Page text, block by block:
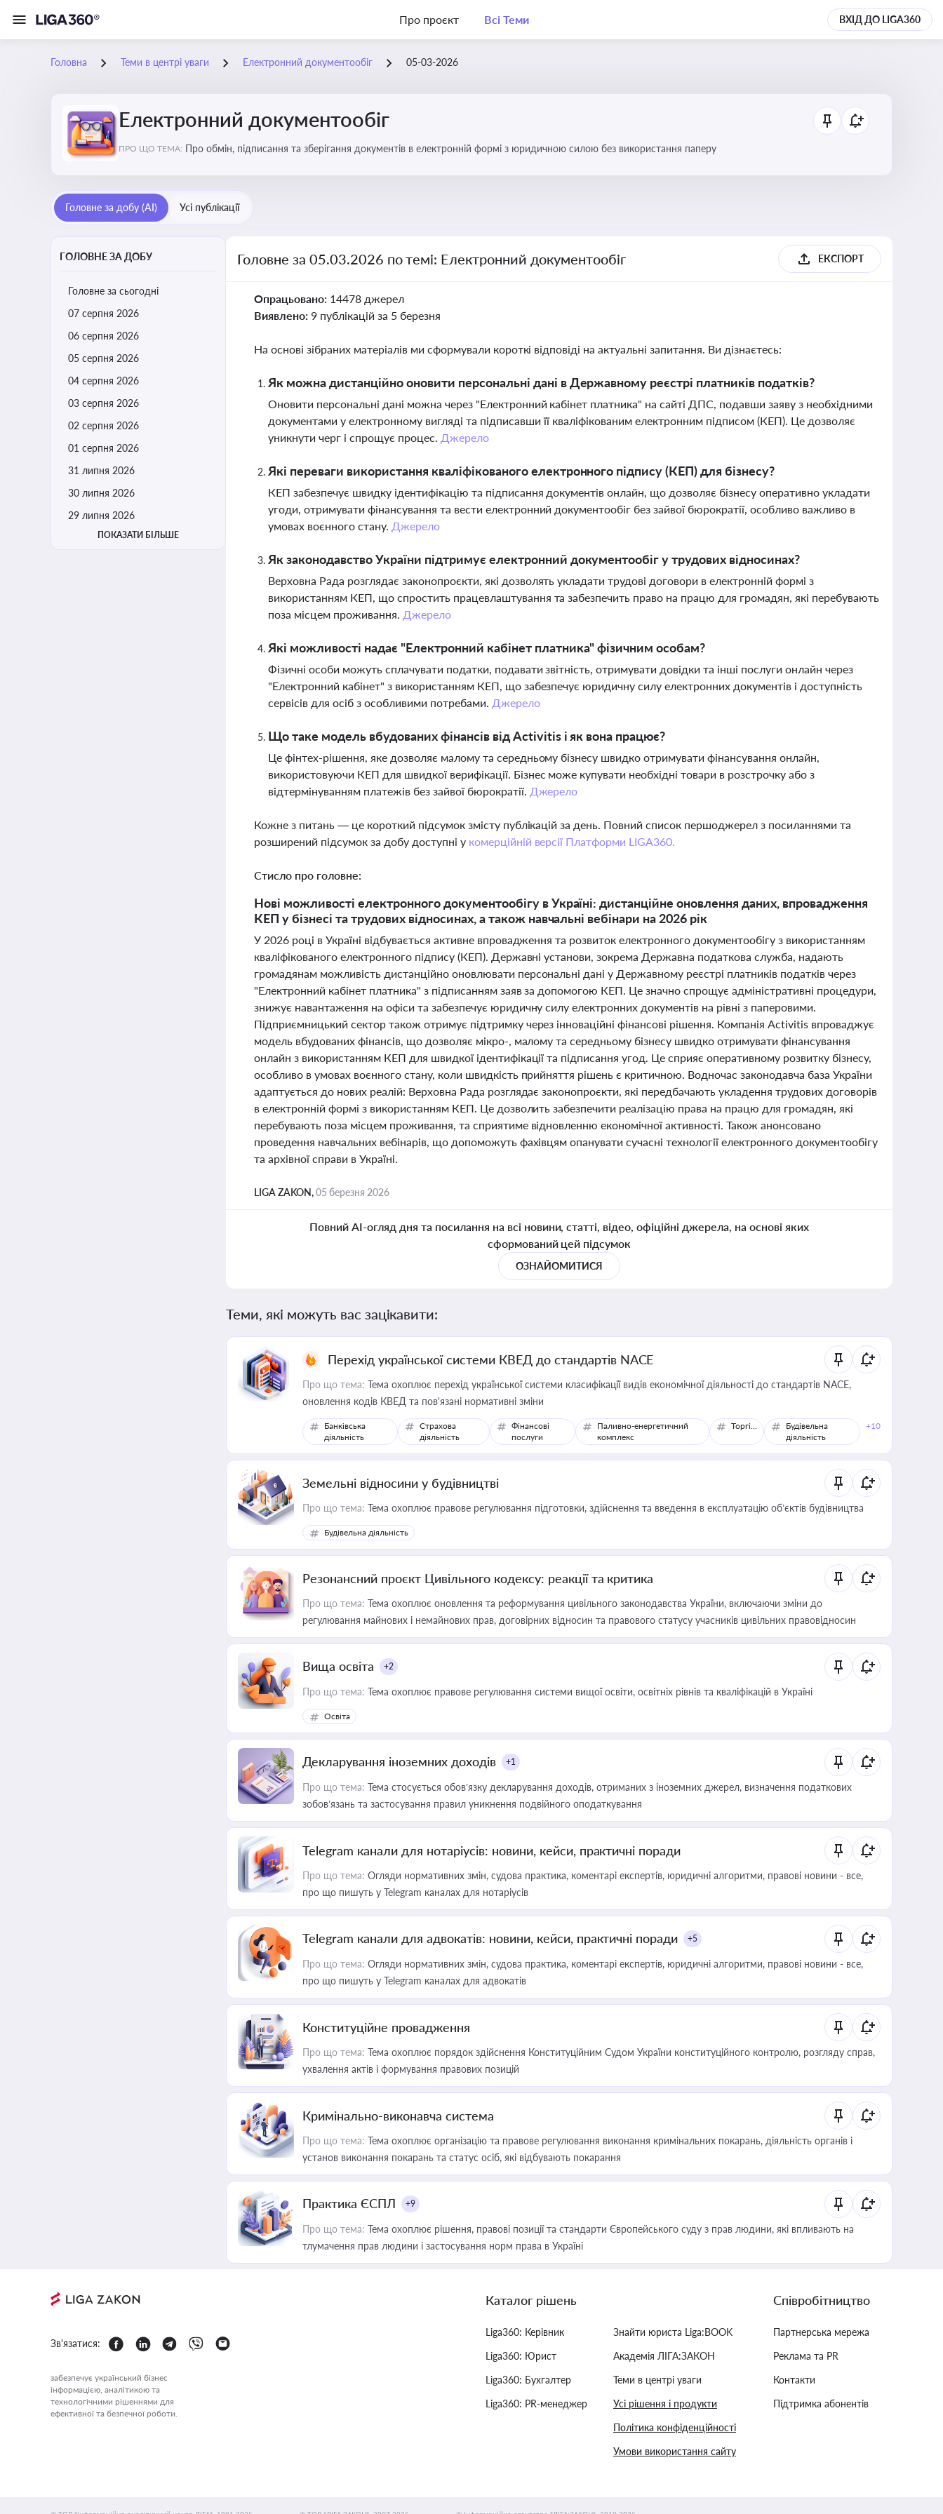
Про проєкт Всі Теми ВХІД ДО LIGA360
Головна Теми в центрі уваги Електронний документообіг 05-03-2026
Електронний документообіг
ПРО ЩО ТЕМА: Про обмін, підписання та зберігання документів в електронній формі з юридичною силою без використання паперу
Головне за добу (AI) Усі публікації
ГОЛОВНЕ ЗА ДОБУ
Головне за сьогодні
07 серпня 2026
06 серпня 2026
05 серпня 2026
04 серпня 2026
03 серпня 2026
02 серпня 2026
01 серпня 2026
31 липня 2026
30 липня 2026
29 липня 2026
ПОКАЗАТИ БІЛЬШЕ
Головне за 05.03.2026 по темі: Електронний документообіг ЕКСПОРТ
Опрацьовано: 14478 джерел
Виявлено: 9 публікацій за 5 березня
На основі зібраних матеріалів ми сформували короткі відповіді на актуальні запитання. Ви дізнаєтесь:
Як можна дистанційно оновити персональні дані в Державному реєстрі платників податків?
Оновити персональні дані можна через "Електронний кабінет платника" на сайті ДПС, подавши заяву з необхідними
документами у електронному вигляді та підписавши її кваліфікованим електронним підписом (КЕП). Це дозволяє
уникнути черг і спрощує процес. Джерело
Які переваги використання кваліфікованого електронного підпису (КЕП) для бізнесу?
КЕП забезпечує швидку ідентифікацію та підписання документів онлайн, що дозволяє бізнесу оперативно укладати
угоди, отримувати фінансування та вести електронний документообіг без зайвої бюрократії, особливо важливо в
умовах воєнного стану. Джерело
Як законодавство України підтримує електронний документообіг у трудових відносинах?
Верховна Рада розглядає законопроєкти, які дозволять укладати трудові договори в електронній формі з
використанням КЕП, що спростить працевлаштування та забезпечить право на працю для громадян, які перебувають
поза місцем проживання. Джерело
Які можливості надає "Електронний кабінет платника" фізичним особам?
Фізичні особи можуть сплачувати податки, подавати звітність, отримувати довідки та інші послуги онлайн через
"Електронний кабінет" з використанням КЕП, що забезпечує юридичну силу електронних документів і доступність
сервісів для осіб з особливими потребами. Джерело
Що таке модель вбудованих фінансів від Activitis і як вона працює?
Це фінтех-рішення, яке дозволяє малому та середньому бізнесу швидко отримувати фінансування онлайн,
використовуючи КЕП для швидкої верифікації. Бізнес може купувати необхідні товари в розстрочку або з
відтермінуванням платежів без зайвої бюрократії. Джерело
Кожне з питань — це короткий підсумок змісту публікацій за день. Повний список першоджерел з посиланнями та
розширений підсумок за добу доступні у комерційній версії Платформи LIGA360.
Стисло про головне:
Нові можливості електронного документообігу в Україні: дистанційне оновлення даних, впровадження
КЕП у бізнесі та трудових відносинах, а також навчальні вебінари на 2026 рік
У 2026 році в Україні відбувається активне впровадження та розвиток електронного документообігу з використанням
кваліфікованого електронного підпису (КЕП). Державні установи, зокрема Державна податкова служба, надають
громадянам можливість дистанційно оновлювати персональні дані у Державному реєстрі платників податків через
"Електронний кабінет платника" з підписанням заяв за допомогою КЕП. Це значно спрощує адміністративні процедури,
знижує навантаження на офіси та забезпечує юридичну силу електронних документів на рівні з паперовими.
Підприємницький сектор також отримує підтримку через інноваційні фінансові рішення. Компанія Activitis впроваджує
модель вбудованих фінансів, що дозволяє мікро-, малому та середньому бізнесу швидко отримувати фінансування
онлайн з використанням КЕП для швидкої ідентифікації та підписання угод. Це сприяє оперативному розвитку бізнесу,
особливо в умовах воєнного стану, коли швидкість прийняття рішень є критичною. Водночас законодавча база України
адаптується до нових реалій: Верховна Рада розглядає законопроєкти, які передбачають укладення трудових договорів
в електронній формі з використанням КЕП. Це дозволить забезпечити реалізацію права на працю для громадян, які
перебувають поза місцем проживання, та сприятиме відновленню економічної активності. Також анонсовано
проведення навчальних вебінарів, що допоможуть фахівцям опанувати сучасні технології електронного документообігу
та архівної справи в Україні.
LIGA ZAKON,05 березня 2026
Повний AI-огляд дня та посилання на всі новини, статті, відео, офіційні джерела, на основі яких
сформований цей підсумок
ОЗНАЙОМИТИСЯ
Теми, які можуть вас зацікавити:
Перехід української системи КВЕД до стандартів NACE
Про що тема: Тема охоплює перехід української системи класифікації видів економічної діяльності до стандартів NACE,
оновлення кодів КВЕД та пов'язані нормативні зміни
Банківська
діяльність
Страхова
діяльність
Фінансові
послуги
Паливно-енергетичний
комплекс
Торгівля
Будівельна
діяльність
+10
Земельні відносини у будівництві
Про що тема: Тема охоплює правове регулювання підготовки, здійснення та введення в експлуатацію об’єктів будівництва
Будівельна діяльність
Резонансний проєкт Цивільного кодексу: реакції та критика
Про що тема: Тема охоплює оновлення та реформування цивільного законодавства України, включаючи зміни до
регулювання майнових і немайнових прав, договірних відносин та правового статусу учасників цивільних правовідносин
Вища освіта +2
Про що тема: Тема охоплює правове регулювання системи вищої освіти, освітніх рівнів та кваліфікацій в Україні
Освіта
Декларування іноземних доходів +1
Про що тема: Тема стосується обов’язку декларування доходів, отриманих з іноземних джерел, визначення податкових
зобов’язань та застосування правил уникнення подвійного оподаткування
Telegram канали для нотаріусів: новини, кейси, практичні поради
Про що тема: Огляди нормативних змін, судова практика, коментарі експертів, юридичні алгоритми, правові новини - все,
про що пишуть у Telegram каналах для нотаріусів
Telegram канали для адвокатів: новини, кейси, практичні поради +5
Про що тема: Огляди нормативних змін, судова практика, коментарі експертів, юридичні алгоритми, правові новини - все,
про що пишуть у Telegram каналах для адвокатів
Конституційне провадження
Про що тема: Тема охоплює порядок здійснення Конституційним Судом України конституційного контролю, розгляду справ,
ухвалення актів і формування правових позицій
Кримінально-виконавча система
Про що тема: Тема охоплює організацію та правове регулювання виконання кримінальних покарань, діяльність органів і
установ виконання покарань та статус осіб, які відбувають покарання
Практика ЄСПЛ +9
Про що тема: Тема охоплює рішення, правові позиції та стандарти Європейського суду з прав людини, які впливають на
тлумачення прав людини і застосування норм права в Україні
Зв'язатися:
забезпечує український бізнес
інформацією, аналітикою та
технологічними рішеннями для
ефективної та безпечної роботи.
Каталог рішень
Liga360: Керівник
Liga360: Юрист
Liga360: Бухгалтер
Liga360: PR-менеджер
Знайти юриста Liga:BOOK
Академія ЛІГА:ЗАКОН
Теми в центрі уваги
Усі рішення і продукти
Політика конфіденційності
Умови використання сайту
Співробітництво
Партнерська мережа
Реклама та PR
Контакти
Підтримка абонентів